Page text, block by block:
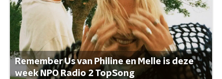
Remember Us van Philine en Melle is deze
week NPO Radio 2 TopSong